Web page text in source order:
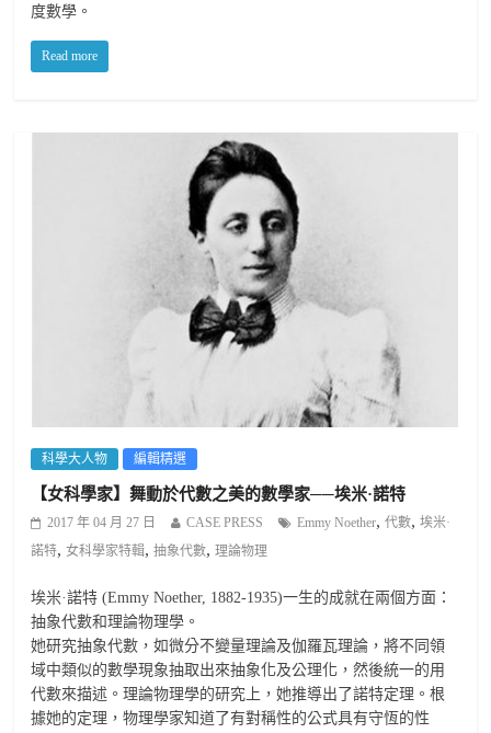
度數學。
Read more
科學大人物 編輯精選
【女科學家】舞動於代數之美的數學家──埃米·諾特
2017 年 04 月 27 日 CASE PRESS Emmy Noether,代數,埃米·
諾特,女科學家特輯,抽象代數,理論物理
埃米·諾特 (Emmy Noether, 1882-1935)一生的成就在兩個方面：
抽象代數和理論物理學。
她研究抽象代數，如微分不變量理論及伽羅瓦理論，將不同領
域中類似的數學現象抽取出來抽象化及公理化，然後統一的用
代數來描述。理論物理學的研究上，她推導出了諾特定理。根
據她的定理，物理學家知道了有對稱性的公式具有守恆的性